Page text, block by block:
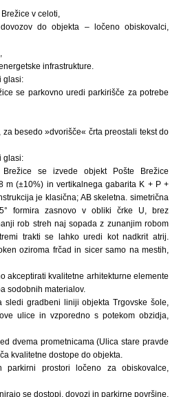
v celoti,
do objekta – ločeno obiskovalci,
infrastrukture.
glasi:
se parkovno uredi parkirišče za potrebe
besedo »dvorišče« črta preostali tekst do
glasi:
se izvede objekt Pošte Brežice
m (±10%) in vertikalnega gabarita K + P +
je klasična; AB skeletna. simetrična
formira zasnovo v obliki črke U, brez
rob streh naj sopada z zunanjim robom
trakti se lahko uredi kot nadkrit atrij.
oziroma frčad in sicer samo na mestih,
akceptirati kvalitetne arhitekturne elemente
sodobnih materialov.
gradbeni liniji objekta Trgovske šole,
ulice in vzporedno s potekom obzidja,
dvema prometnicama (Ulica stare pravde
kvalitetne dostope do objekta.
prostori ločeno za obiskovalce,
se dostopi, dovozi in parkirne površine,